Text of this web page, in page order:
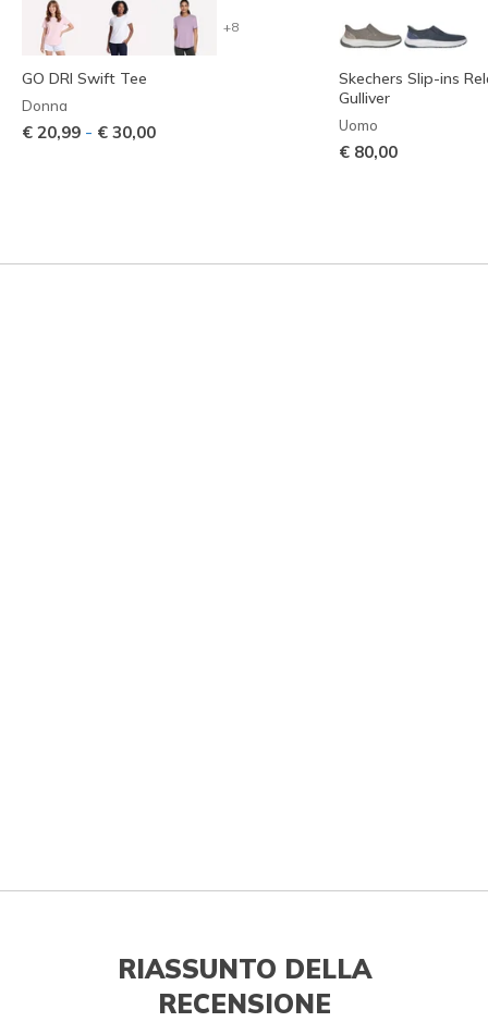
+8
GO DRI Swift Tee
Donna
€ 20,99 - € 30,00
Skechers Slip-ins
Gulliver
Uomo
€ 80,00
RIASSUNTO DELLA
RECENSIONE